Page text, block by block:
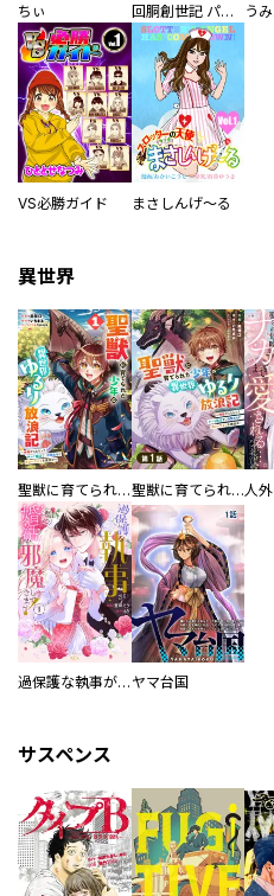
ちぃ 回胴創世記 パチスロを創った男達 う
VS必勝ガイド まさしんげ～る
異世界
聖獣に育てられた少年の異世界ゆるり放浪記～神様からもらったチート魔法で、仲間たちとスローライフを満喫中～ 聖獣に育てられた少年の異世界ゆるり放浪記～神様からもらったチート魔法で、仲間たちとスローライフを満喫中～【分冊版】
過保護な執事が私の婚活を邪魔してきます！ ヤマ台国
サスペンス